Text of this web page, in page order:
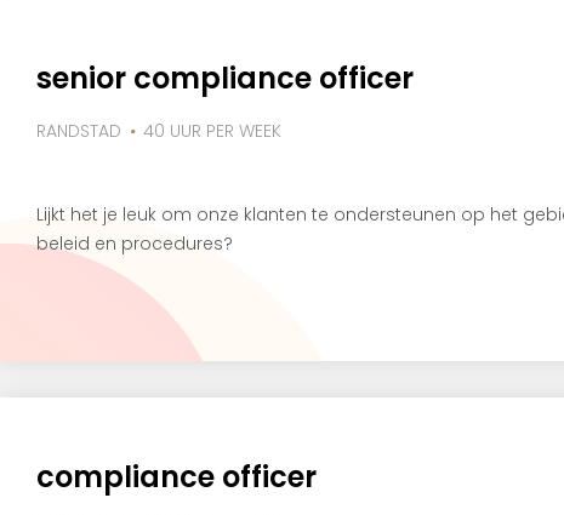
senior compliance officer
RANDSTAD 40 UUR PER WEEK
Lijkt het je leuk om onze klanten te ondersteunen op het
beleid en procedures?
compliance officer